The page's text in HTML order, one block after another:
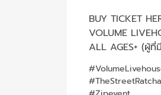
BUY TICKET
VOLUME
ALL AGES+ (ผู้